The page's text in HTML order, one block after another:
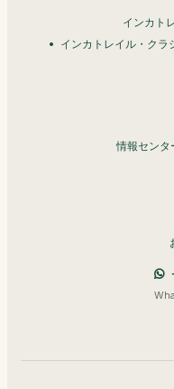
インカト
インカトレイル・クラ
情報センタ